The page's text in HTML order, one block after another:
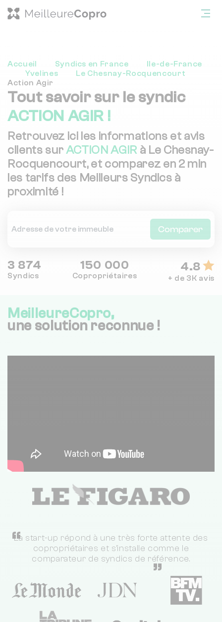
Accueil Syndics en France
Ile-de-France
Yvelines
Le Chesnay-Rocquencourt
Action Agir
Tout savoir sur le syndic
ACTION AGIR !
Retrouvez ici les informations et avis
clients surACTION AGIRà Le Chesnay-
Rocquencourt, et comparez en 2 min
les tarifs des Meilleurs Syndics à
proximité !
Comparer
3 874
Syndics
150 000
Copropriétaires
4.8
+ de 3K avis
MeilleureCopro,
une solution reconnue !
“
La start-up répond à une très forte attente des
copropriétaires et s'installe comme le
comparateur de syndics de référence.
”